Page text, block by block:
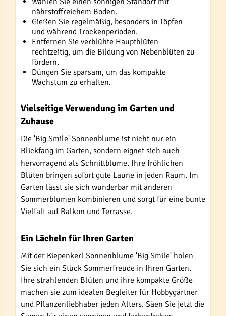
nährstoffreichem Boden.
Gießen Sie regelmäßig, besonders in Töpfen
und während Trockenperioden.
Entfernen Sie verblühte Hauptblüten
rechtzeitig, um die Bildung von Nebenblüten zu
fördern.
Düngen Sie sparsam, um das kompakte
Wachstum zu erhalten.
Vielseitige Verwendung im Garten und
Zuhause
Die 'Big Smile' Sonnenblume ist nicht nur ein
Blickfang im Garten, sondern eignet sich auch
hervorragend als Schnittblume. Ihre fröhlichen
Blüten bringen sofort gute Laune in jeden Raum. Im
Garten lässt sie sich wunderbar mit anderen
Sommerblumen kombinieren und sorgt für eine bunte
Vielfalt auf Balkon und Terrasse.
Ein Lächeln für Ihren Garten
Mit der Kiepenkerl Sonnenblume 'Big Smile' holen
Sie sich ein Stück Sommerfreude in Ihren Garten.
Ihre strahlenden Blüten und ihre kompakte Größe
machen sie zum idealen Begleiter für Hobbygärtner
und Pflanzenliebhaber jeden Alters. Säen Sie jetzt die